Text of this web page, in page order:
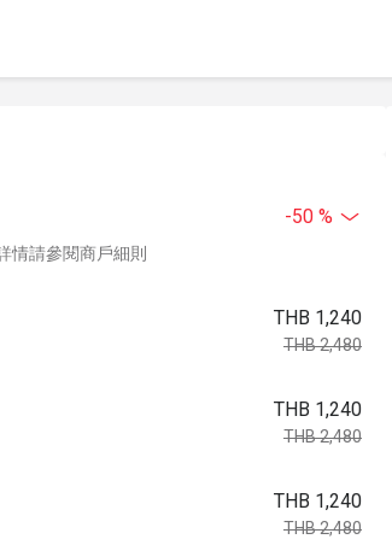
-50 %
情請參閱商戶細則
THB 1,240
THB 2,480
THB 1,240
THB 2,480
THB 1,240
THB 2,480